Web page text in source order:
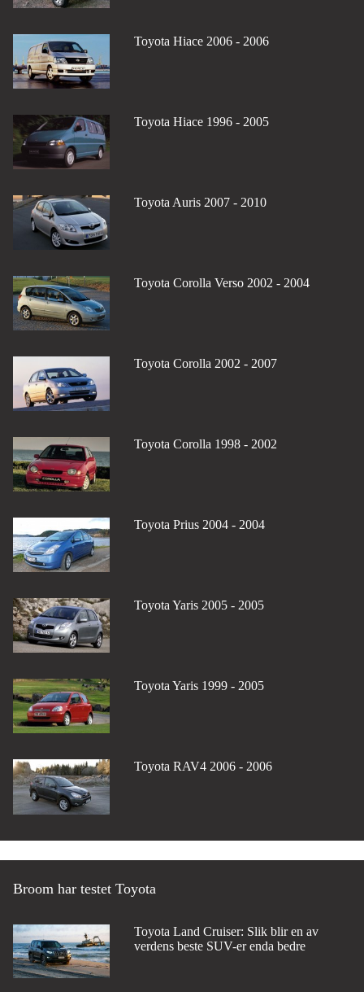
Toyota Hiace 2006 - 2006
Toyota Hiace 1996 - 2005
Toyota Auris 2007 - 2010
Toyota Corolla Verso 2002 - 2004
Toyota Corolla 2002 - 2007
Toyota Corolla 1998 - 2002
Toyota Prius 2004 - 2004
Toyota Yaris 2005 - 2005
Toyota Yaris 1999 - 2005
Toyota RAV4 2006 - 2006
Broom har testet Toyota
Toyota Land Cruiser: Slik blir en av
verdens beste SUV-er enda bedre